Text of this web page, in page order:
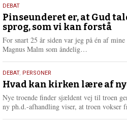
5.
august
2026
DEBAT
Pinseunderet er, at Gud
sprog, som vi kan forstå
For snart 25 år siden var jeg på én af
Magnus Malm som åndelig…
e
r
e
25.
juli
2026
DEBAT, PERSONER
Hvad kan kirken lære af
Nye troende finder sjældent vej til troen
ny ph.d.-afhandling viser, at troen vokser